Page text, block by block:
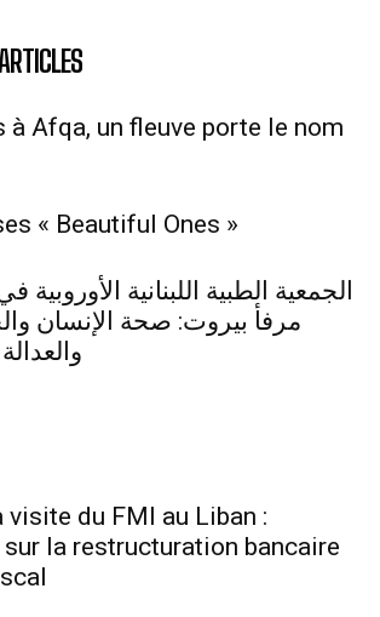
à Afqa, un fleuve porte le nom
« Beautiful Ones »
الجمعية الطبية اللبنانية الأوروبية
مرفأ بيروت: صحة الإنسان
visite du FMI au Liban :
la restructuration bancaire